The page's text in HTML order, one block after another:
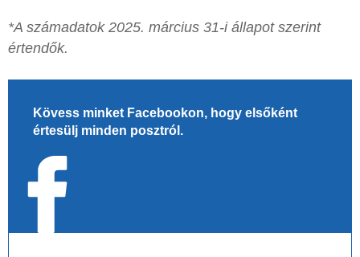
*A számadatok 2025. március 31-i állapot szerint
értendők.
Kövess minket Facebookon, hogy elsőként
értesülj minden posztról.